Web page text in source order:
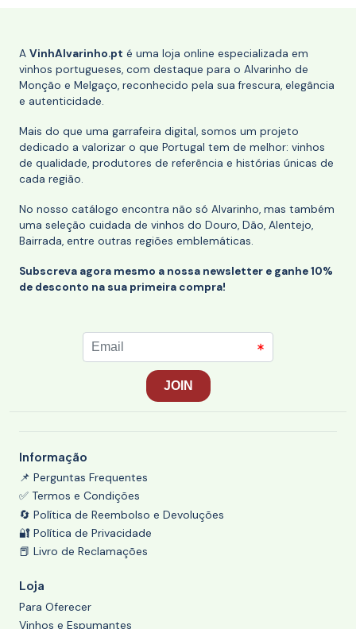
A VinhAlvarinho.pt é uma loja online especializada em
vinhos portugueses, com destaque para o Alvarinho de
Monção e Melgaço, reconhecido pela sua frescura, elegância
e autenticidade.
Mais do que uma garrafeira digital, somos um projeto
dedicado a valorizar o que Portugal tem de melhor: vinhos
de qualidade, produtores de referência e histórias únicas de
cada região.
No nosso catálogo encontra não só Alvarinho, mas também
uma seleção cuidada de vinhos do Douro, Dão, Alentejo,
Bairrada, entre outras regiões emblemáticas.
Subscreva agora mesmo a nossa newsletter e ganhe 10%
de desconto na sua primeira compra!
Informação
📌 Perguntas Frequentes
✅ Termos e Condições
🔄 Política de Reembolso e Devoluções
🔐 Política de Privacidade
📕 Livro de Reclamações
Loja
Para Oferecer
Vinhos e Espumantes